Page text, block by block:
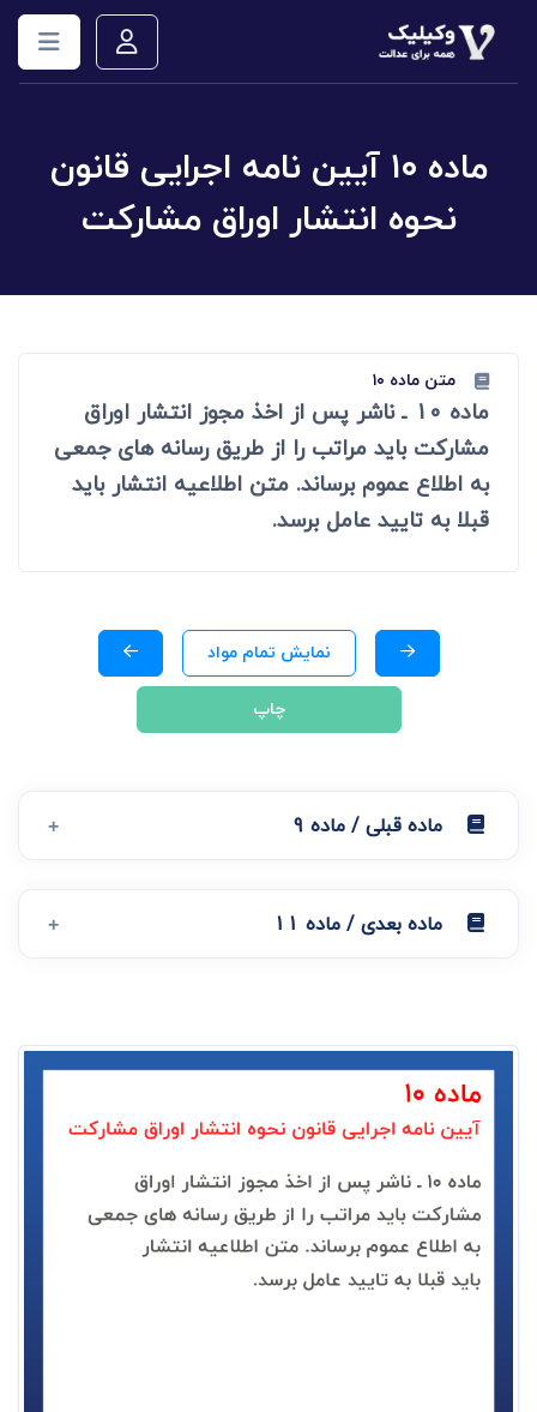
ماده ۱۰ آیین نامه اجرایی قانون
نحوه انتشار اوراق مشارکت
متن ماده ۱۰
ماده 10 ـ ناشر پس از اخذ مجوز انتشار اوراق
مشارکت باید مراتب را از طریق رسانه های جمعی
به اطلاع عموم برساند. متن اطلاعیه انتشار باید
قبلا به تایید عامل برسد.
نمایش تمام مواد
چاپ
ماده قبلی / ماده 9
ماده بعدی / ماده 11